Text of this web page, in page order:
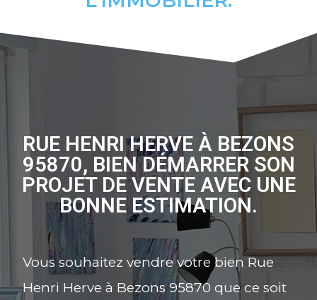
RUE HENRI HERVE À BEZONS
95870, BIEN DÉMARRER SON
PROJET DE VENTE AVEC UNE
BONNE ESTIMATION.
Vous souhaitez vendre votre bien Rue
Henri Herve à Bezons 95870 que ce soit